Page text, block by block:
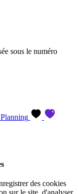
sous le numéro
Planning
des cookies